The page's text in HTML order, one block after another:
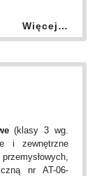
Więcej…
(klasy 3 wg.
i zewnętrzne
nr AT-06-